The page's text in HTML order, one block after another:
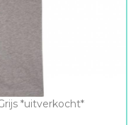
*uitverkocht*